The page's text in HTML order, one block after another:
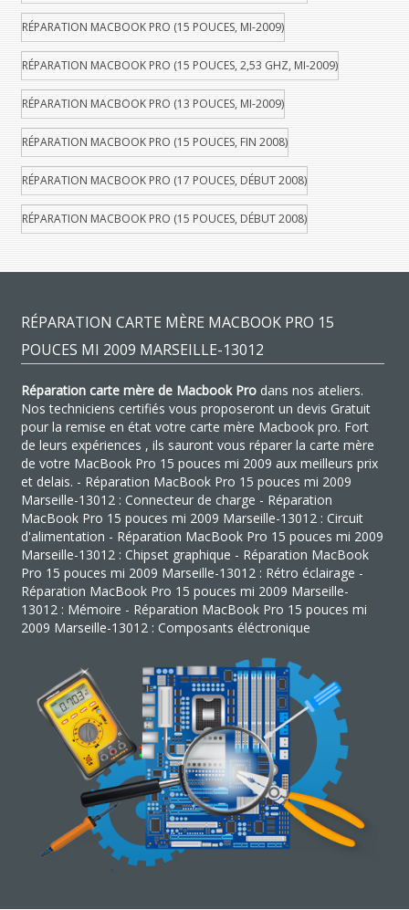
RÉPARATION MACBOOK PRO (15 POUCES, MI-2009)
RÉPARATION MACBOOK PRO (15 POUCES, 2,53 GHZ, MI-2009)
RÉPARATION MACBOOK PRO (13 POUCES, MI-2009)
RÉPARATION MACBOOK PRO (15 POUCES, FIN 2008)
RÉPARATION MACBOOK PRO (17 POUCES, DÉBUT 2008)
RÉPARATION MACBOOK PRO (15 POUCES, DÉBUT 2008)
RÉPARATION CARTE MÈRE MACBOOK PRO 15
POUCES MI 2009 MARSEILLE-13012
Réparation carte mère de Macbook Prodans nos ateliers.
Nos techniciens certifiés vous proposeront un devis Gratuit
pour la remise en état votre carte mère Macbook pro. Fort
de leurs expériences , ils sauront vous réparer la carte mère
de votre MacBook Pro 15 pouces mi 2009 aux meilleurs prix
et delais. - Réparation MacBook Pro 15 pouces mi 2009
Marseille-13012 : Connecteur de charge - Réparation
MacBook Pro 15 pouces mi 2009 Marseille-13012 : Circuit
d'alimentation - Réparation MacBook Pro 15 pouces mi 2009
Marseille-13012 : Chipset graphique - Réparation MacBook
Pro 15 pouces mi 2009 Marseille-13012 : Rétro éclairage -
Réparation MacBook Pro 15 pouces mi 2009 Marseille-
13012 : Mémoire - Réparation MacBook Pro 15 pouces mi
2009 Marseille-13012 : Composants éléctronique